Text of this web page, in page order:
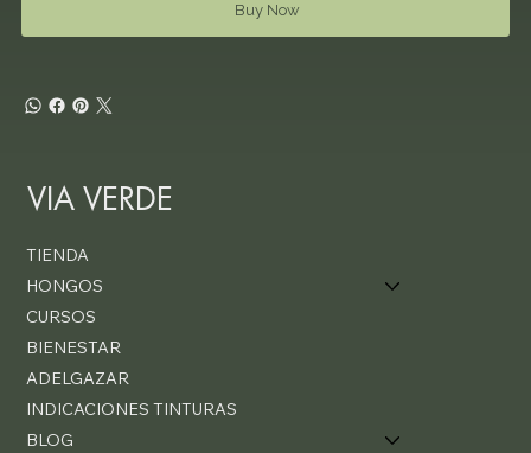
Buy Now
VIA VERDE
TIENDA
HONGOS
CURSOS
BIENESTAR
ADELGAZAR
INDICACIONES TINTURAS
BLOG